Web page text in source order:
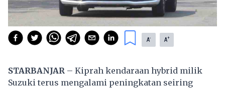
A- A+
STARBANJAR – Kiprah kendaraan hybrid milik
Suzuki terus mengalami peningkatan seiring